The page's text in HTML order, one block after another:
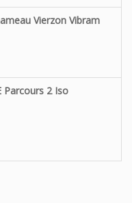
Vierzon Vibram
Parcours 2 Iso